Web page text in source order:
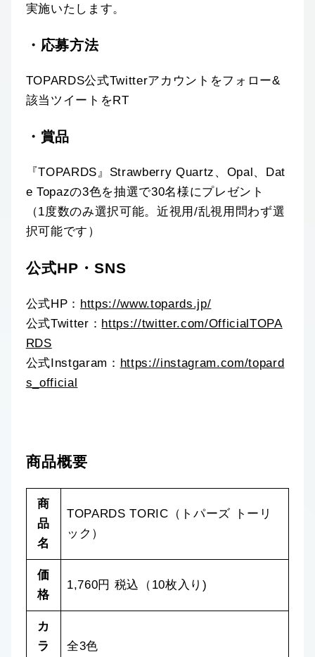
実施いたします。
・応募方法
TOPARDS公式Twitterアカウントをフォロー&
該当ツイートをRT
・賞品
『TOPARDS』Strawberry Quartz、Opal、Dat
e Topazの3色を抽選で30名様にプレゼント
（1度数のみ選択可能。近視用/乱視用問わず選
択可能です）
公式HP・SNS
公式HP： https://www.topards.jp/
公式Twitter： https://twitter.com/OfficialTOPA
RDS
公式Instgaram： https://instagram.com/topard
s_official
商品概要
商
品
名
TOPARDS TORIC（トパーズ トーリ
ック）
価
格
1,760円 税込（10枚入り)
カ
ラ
全3色